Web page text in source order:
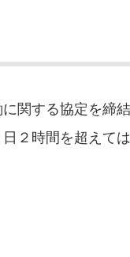
関する協定を締
２時間を超えて